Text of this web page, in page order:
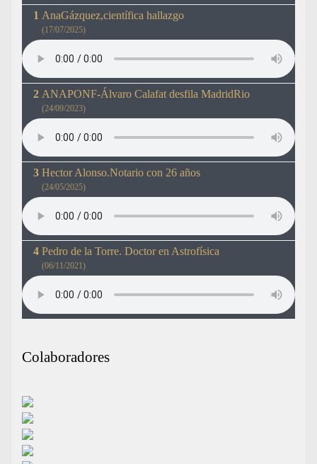
AnaGázquez,científica hallazgo
(17/07/2025)
ANAPONF-Álvaro Calafat desfila MadridRio
(24/09/2023)
Hector Alonso.Notario con 26 años
(24/05/2025)
Pedro de la Torre. Doctor en Astrofísica
(06/11/2021)
Colaboradores